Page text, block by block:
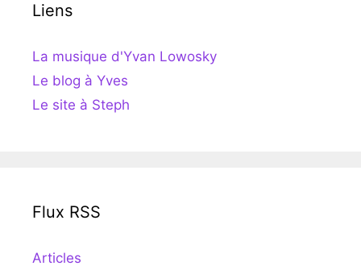
Liens
La musique d'Yvan Lowosky
Le blog à Yves
Le site à Steph
Flux RSS
Articles